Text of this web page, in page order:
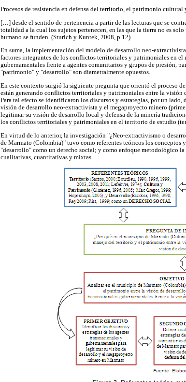
Procesos de resistencia en defensa del territorio, el patrimonio
[…] desde el sentido de pertenencia a partir de las lecturas que se
totalidad a la cual los sujetos pertenecen, en las que la tierra no es
humano se funden. (Sturich y Kuntek, 2008, p.12)
En suma, la implementación del modelo de desarrollo neo-
factores integrantes de los conflictos territoriales y patrimoniales en
gubernamentales frente a agentes comunitarios y grupos de presión,
"patrimonio" y "desarrollo" son diametralmente opuestos.
En este contexto surgió la siguiente pregunta que orientó el proceso
están generando conflictos territoriales y patrimoniales entre la
Para tal efecto se identificaron los discursos y estrategias, por un
visión de desarrollo neo-extractivista y el megaproyecto minero
legitimar su visión de desarrollo local y defensa de la minería
los conflictos territoriales y patrimoniales en el territorio de estudio
En virtud de lo anterior, la investigación "¿Neo-extractivismo o
de Marmato (Colombia)" tuvo como referentes teóricos los
"desarrollo" como un derecho social; y como enfoque metodológico
cualitativas, cuantitativas y mixtas.